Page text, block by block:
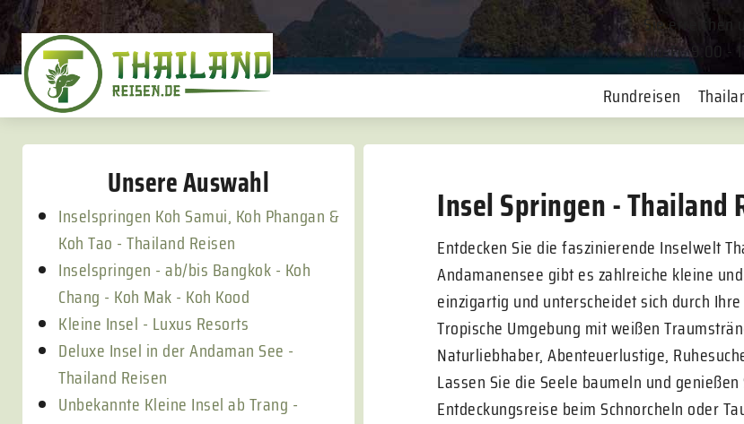
Sie erreichen
Mo-Fr. 9:00 -
Rundreisen
Unsere Auswahl
Inselspringen Koh Samui, Koh Phangan &
Koh Tao - Thailand Reisen
Inselspringen - ab/bis Bangkok - Koh
Chang - Koh Mak - Koh Kood
Kleine Insel - Luxus Resorts
Deluxe Insel in der Andaman See -
Thailand Reisen
Unbekannte Kleine Insel ab Trang -
Insel Springen - Thailand
Entdecken Sie die faszinierende Inselwelt
Andamanensee gibt es zahlreiche kleine
einzigartig und unterscheidet sich durch
Tropische Umgebung mit weißen
Naturliebhaber, Abenteuerlustige,
Lassen Sie die Seele baumeln und
Entdeckungsreise beim Schnorcheln oder